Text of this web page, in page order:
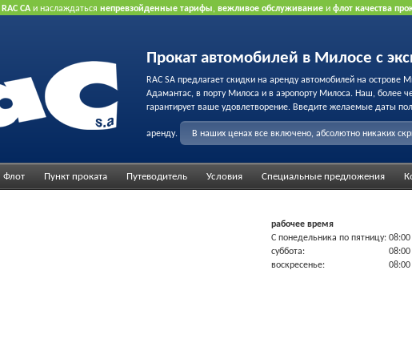
RAC CA и наслаждаться непревзойденные тарифы, вежливое обслуживание и флот качества
Прокат автомобилей в Милосе с
RAC SA предлагает скидки на аренду автомобилей на
Адамантас, в порту Милоса и в аэропорту Милоса. Наш, более
гарантирует ваше удовлетворение. Введите желаемые даты
аренду. В наших ценах все включено, абсолютно никаких
Флот Пункт проката Путеводитель Условия Специальные предложения
рабочее время
С понедельника по пятницу: 08:00
суббота:
08:00
воскресенье:
08:00